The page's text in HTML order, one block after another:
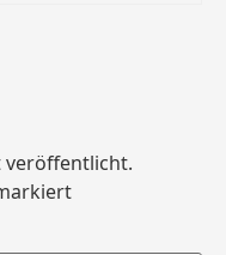
veröffentlicht.